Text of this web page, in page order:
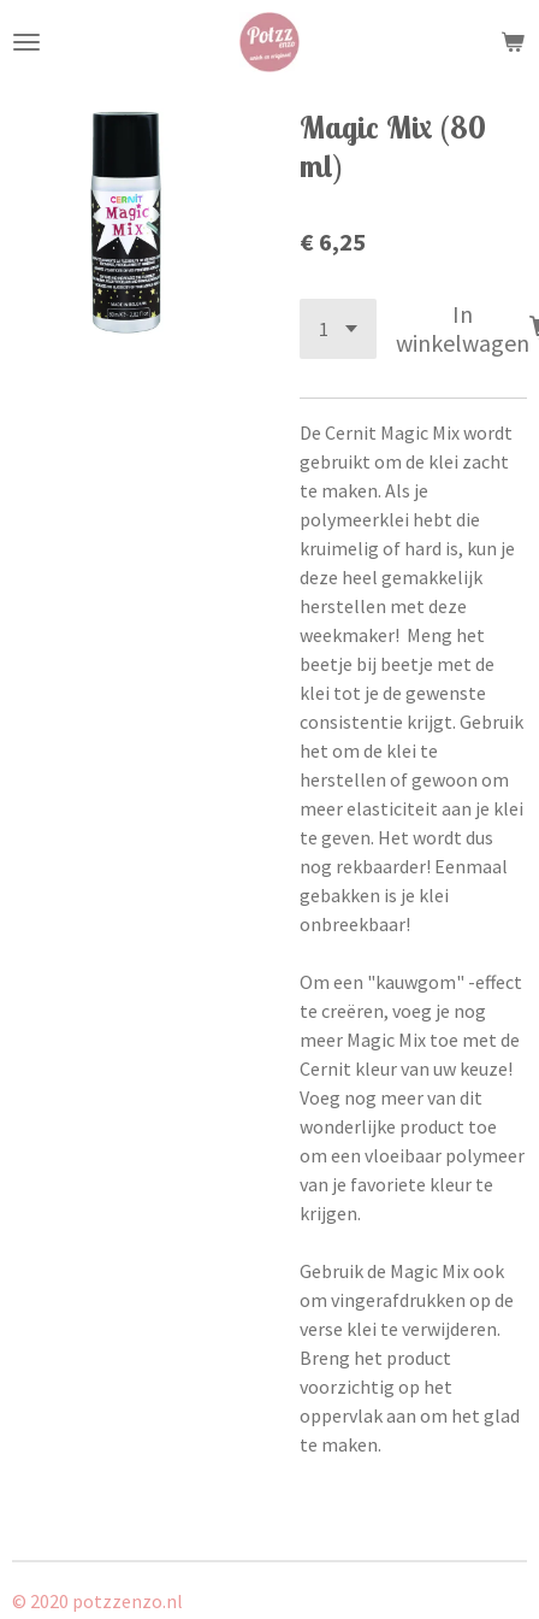
direct
Magic Mix (80
ml)
€ 6,25
In
winkelwagen
De Cernit Magic Mix wordt
gebruikt om de klei zacht
te maken. Als je
polymeerklei hebt die
kruimelig of hard is, kun je
deze heel gemakkelijk
herstellen met deze
weekmaker! Meng het
beetje bij beetje met de
klei tot je de gewenste
consistentie krijgt. Gebruik
het om de klei te
herstellen of gewoon om
meer elasticiteit aan je klei
te geven. Het wordt dus
nog rekbaarder! Eenmaal
gebakken is je klei
onbreekbaar!
Om een ​​"kauwgom" -effect
te creëren, voeg je nog
meer Magic Mix toe met de
Cernit kleur van uw keuze!
Voeg nog meer van dit
wonderlijke product toe
om een ​​vloeibaar polymeer
van je favoriete kleur te
krijgen.
Gebruik de Magic Mix ook
om vingerafdrukken op de
verse klei te verwijderen.
Breng het product
voorzichtig op het
oppervlak aan om het glad
te maken.
© 2020 potzzenzo.nl